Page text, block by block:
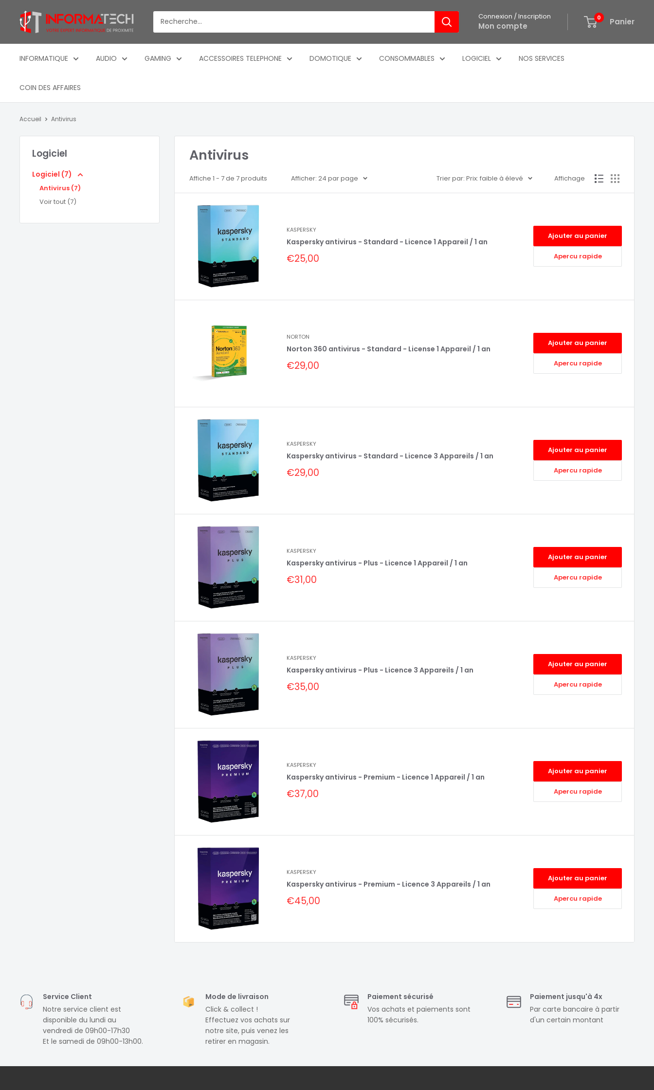
contenu
Informatech
-
expert
proximite
Connexion / Inscription
Mon compte
0 Panier
INFORMATIQUE AUDIO GAMING ACCESSOIRES TELEPHONE DOMOTIQUE CONSOMMABLES LOGICIEL NOS SERVICES
COIN DES AFFAIRES
Accueil Antivirus
Logiciel
Logiciel (7)
Antivirus (7)
Voir tout (7)
Antivirus
Affiche 1 - 7 de 7 produits Afficher: 24 par page Trier par: Prix: faible à élevé Affichage
KASPERSKY
Kaspersky antivirus - Standard - Licence 1 Appareil / 1 an
Prix
réduit
€25,00
Ajouter au panier
Apercu rapide
NORTON
Norton 360 antivirus - Standard - License 1 Appareil / 1 an
Prix
réduit
€29,00
Ajouter au panier
Apercu rapide
KASPERSKY
Kaspersky antivirus - Standard - Licence 3 Appareils / 1 an
Prix
réduit
€29,00
Ajouter au panier
Apercu rapide
KASPERSKY
Kaspersky antivirus - Plus - Licence 1 Appareil / 1 an
Prix
réduit
€31,00
Ajouter au panier
Apercu rapide
KASPERSKY
Kaspersky antivirus - Plus - Licence 3 Appareils / 1 an
Prix
réduit
€35,00
Ajouter au panier
Apercu rapide
KASPERSKY
Kaspersky antivirus - Premium - Licence 1 Appareil / 1 an
Prix
réduit
€37,00
Ajouter au panier
Apercu rapide
KASPERSKY
Kaspersky antivirus - Premium - Licence 3 Appareils / 1 an
Prix
réduit
€45,00
Ajouter au panier
Apercu rapide
Service Client
Notre service client est
disponible du lundi au
vendredi de 09h00-17h30
Et le samedi de 09h00-13h00.
Mode de livraison
Click & collect !
Effectuez vos achats sur
notre site, puis venez les
retirer en magasin.
Paiement sécurisé
Vos achats et paiements sont
100% sécurisés.
Paiement jusqu'à 4x
Par carte bancaire à partir
d'un certain montant